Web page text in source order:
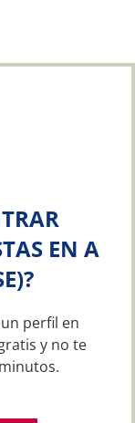
EN A
perfil en
y no te